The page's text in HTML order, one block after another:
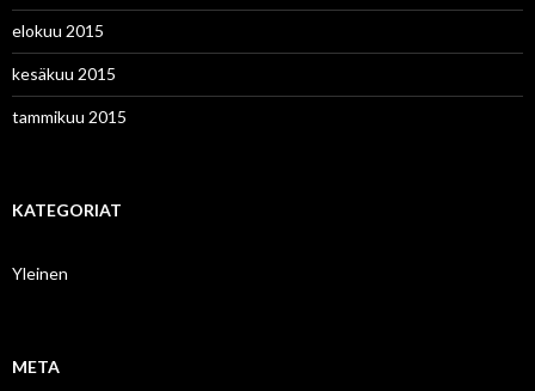
elokuu 2015
kesäkuu 2015
tammikuu 2015
KATEGORIAT
Yleinen
META